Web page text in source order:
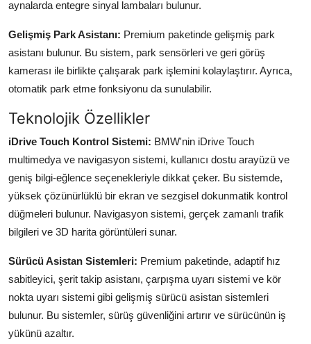
aynalarda entegre sinyal lambaları bulunur.
Gelişmiş Park Asistanı: Premium paketinde gelişmiş park
asistanı bulunur. Bu sistem, park sensörleri ve geri görüş
kamerası ile birlikte çalışarak park işlemini kolaylaştırır. Ayrıca,
otomatik park etme fonksiyonu da sunulabilir.
Teknolojik Özellikler
iDrive Touch Kontrol Sistemi: BMW'nin iDrive Touch
multimedya ve navigasyon sistemi, kullanıcı dostu arayüzü ve
geniş bilgi-eğlence seçenekleriyle dikkat çeker. Bu sistemde,
yüksek çözünürlüklü bir ekran ve sezgisel dokunmatik kontrol
düğmeleri bulunur. Navigasyon sistemi, gerçek zamanlı trafik
bilgileri ve 3D harita görüntüleri sunar.
Sürücü Asistan Sistemleri: Premium paketinde, adaptif hız
sabitleyici, şerit takip asistanı, çarpışma uyarı sistemi ve kör
nokta uyarı sistemi gibi gelişmiş sürücü asistan sistemleri
bulunur. Bu sistemler, sürüş güvenliğini artırır ve sürücünün iş
yükünü azaltır.